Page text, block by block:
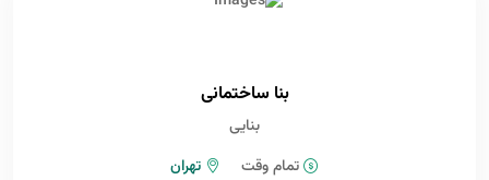
بنا ساختمانی
بنایی
تمام وقت
تهران